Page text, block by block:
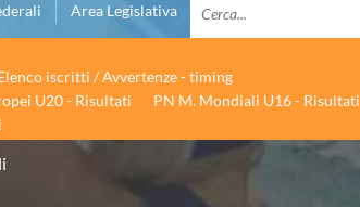
Area Legislativa
iscritti / Avvertenze - timing
U20 - Risultati
PN M. Mondiali U16 - Risultati